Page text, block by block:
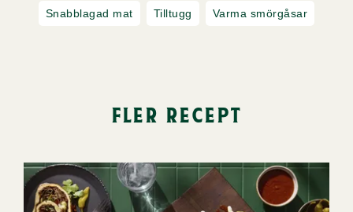
Snabblagad mat Tilltugg Varma smörgåsar
fler recept